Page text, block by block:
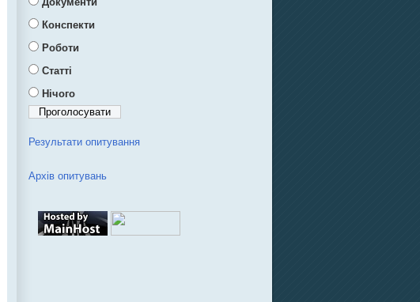
Конспекти
Роботи
Статті
Нічого
Результати опитування
Архів опитувань